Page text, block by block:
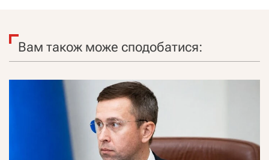
Вам також може сподобатися: